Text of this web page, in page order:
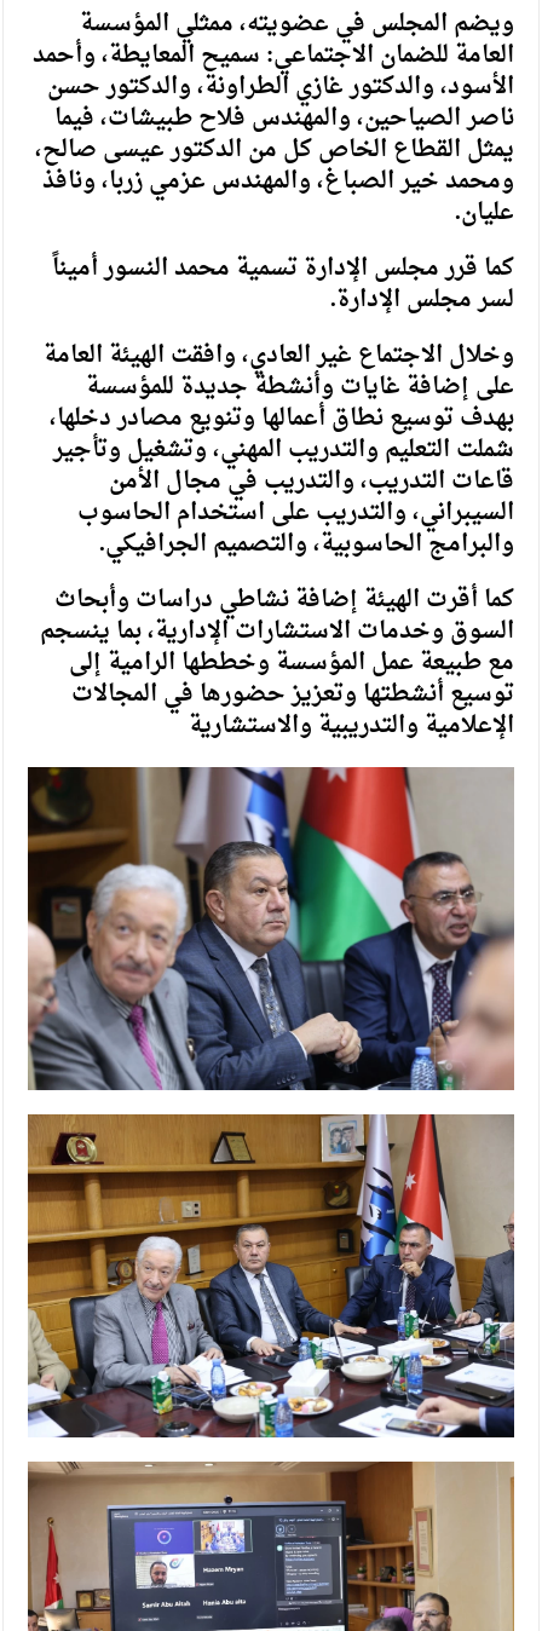
ويضم المجلس في عضويته، ممثلي المؤسسة
العامة للضمان الاجتماعي: سميح المعايطة، وأحمد
الأسود، والدكتور غازي الطراونة، والدكتور حسن
ناصر الصياحين، والمهندس فلاح طبيشات، فيما
يمثل القطاع الخاص كل من الدكتور عيسى صالح،
ومحمد خير الصباغ، والمهندس عزمي زربا، ونافذ
عليان.
كما قرر مجلس الإدارة تسمية محمد النسور أميناً
لسر مجلس الإدارة.
وخلال الاجتماع غير العادي، وافقت الهيئة العامة
على إضافة غايات وأنشطة جديدة للمؤسسة
بهدف توسيع نطاق أعمالها وتنويع مصادر دخلها،
شملت التعليم والتدريب المهني، وتشغيل وتأجير
قاعات التدريب، والتدريب في مجال الأمن
السيبراني، والتدريب على استخدام الحاسوب
والبرامج الحاسوبية، والتصميم الجرافيكي.
كما أقرت الهيئة إضافة نشاطي دراسات وأبحاث
السوق وخدمات الاستشارات الإدارية، بما ينسجم
مع طبيعة عمل المؤسسة وخططها الرامية إلى
توسيع أنشطتها وتعزيز حضورها في المجالات
الإعلامية والتدريبية والاستشارية